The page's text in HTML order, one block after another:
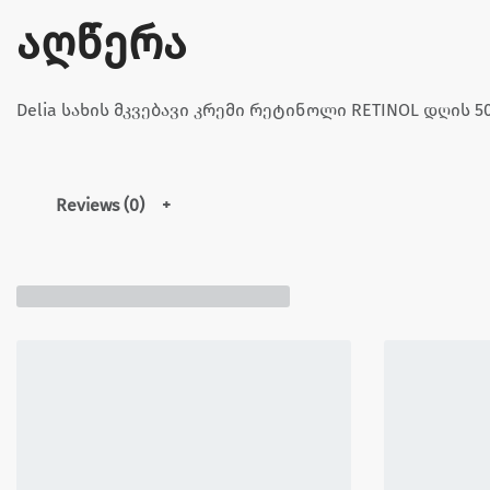
აღწერა
Delia სახის მკვებავი კრემი რეტინოლი RETINOL დღის
Reviews (0)